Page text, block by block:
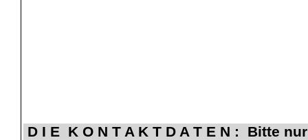
D I E K O N T A K T D A T E N : Bitte